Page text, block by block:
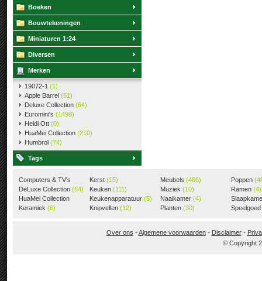
Boeken
Bouwtekeningen
Miniaturen 1:24
Diversen
Merken
19072-1 (1)
Apple Barrel (51)
Deluxe Collection (64)
Euromini's (1498)
Heidi Ott (0)
HuaMei Collection (210)
Humbrol (74)
Tags
Computers & TV's
(18)
DeLuxe Collection (64)
HuaMei Collection
(205)
Keramiek (6)
Kerst (15)
Keuken (111)
Keukenapparatuur (5)
Knipvellen (12)
Meubels (466)
Muziek (10)
Naaikamer (4)
Planten (30)
Poppen
Ramen (4)
Speelgoed
Over ons -Algemene voorwaarden- Disclaimer-
© Copyright